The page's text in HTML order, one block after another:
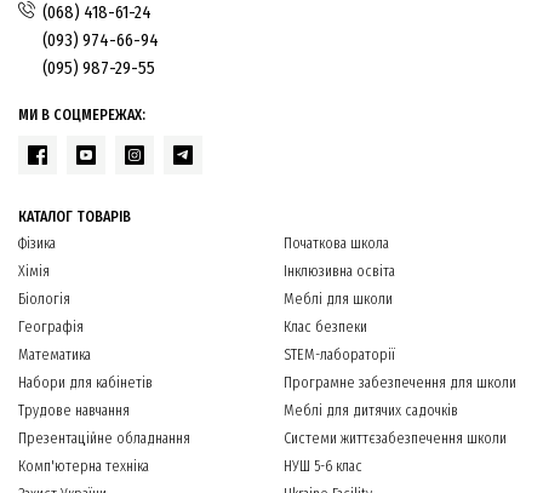
(068) 418-61-24
(093) 974-66-94
(095) 987-29-55
МИ В СОЦМЕРЕЖАХ:
КАТАЛОГ ТОВАРІВ
Фізика
Хімія
Біологія
Географія
Математика
Набори для кабінетів
Трудове навчання
Презентаційне обладнання
Комп'ютерна техніка
Початкова школа
Інклюзивна освіта
Меблі для школи
Клас безпеки
STEM-лабораторії
Програмне забезпечення для школи
Меблі для дитячих садочків
Системи життєзабезпечення школи
НУШ 5-6 клас